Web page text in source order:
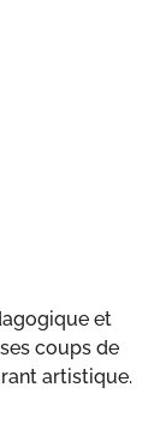
et
coups de
artistique.